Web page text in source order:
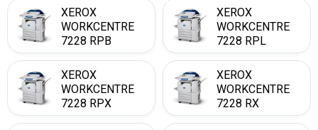
XEROX
WORKCENTRE
7228 RPB
XEROX
WORKCENTRE
7228 RPL
XEROX
WORKCENTRE
7228 RPX
XEROX
WORKCENTRE
7228 RX